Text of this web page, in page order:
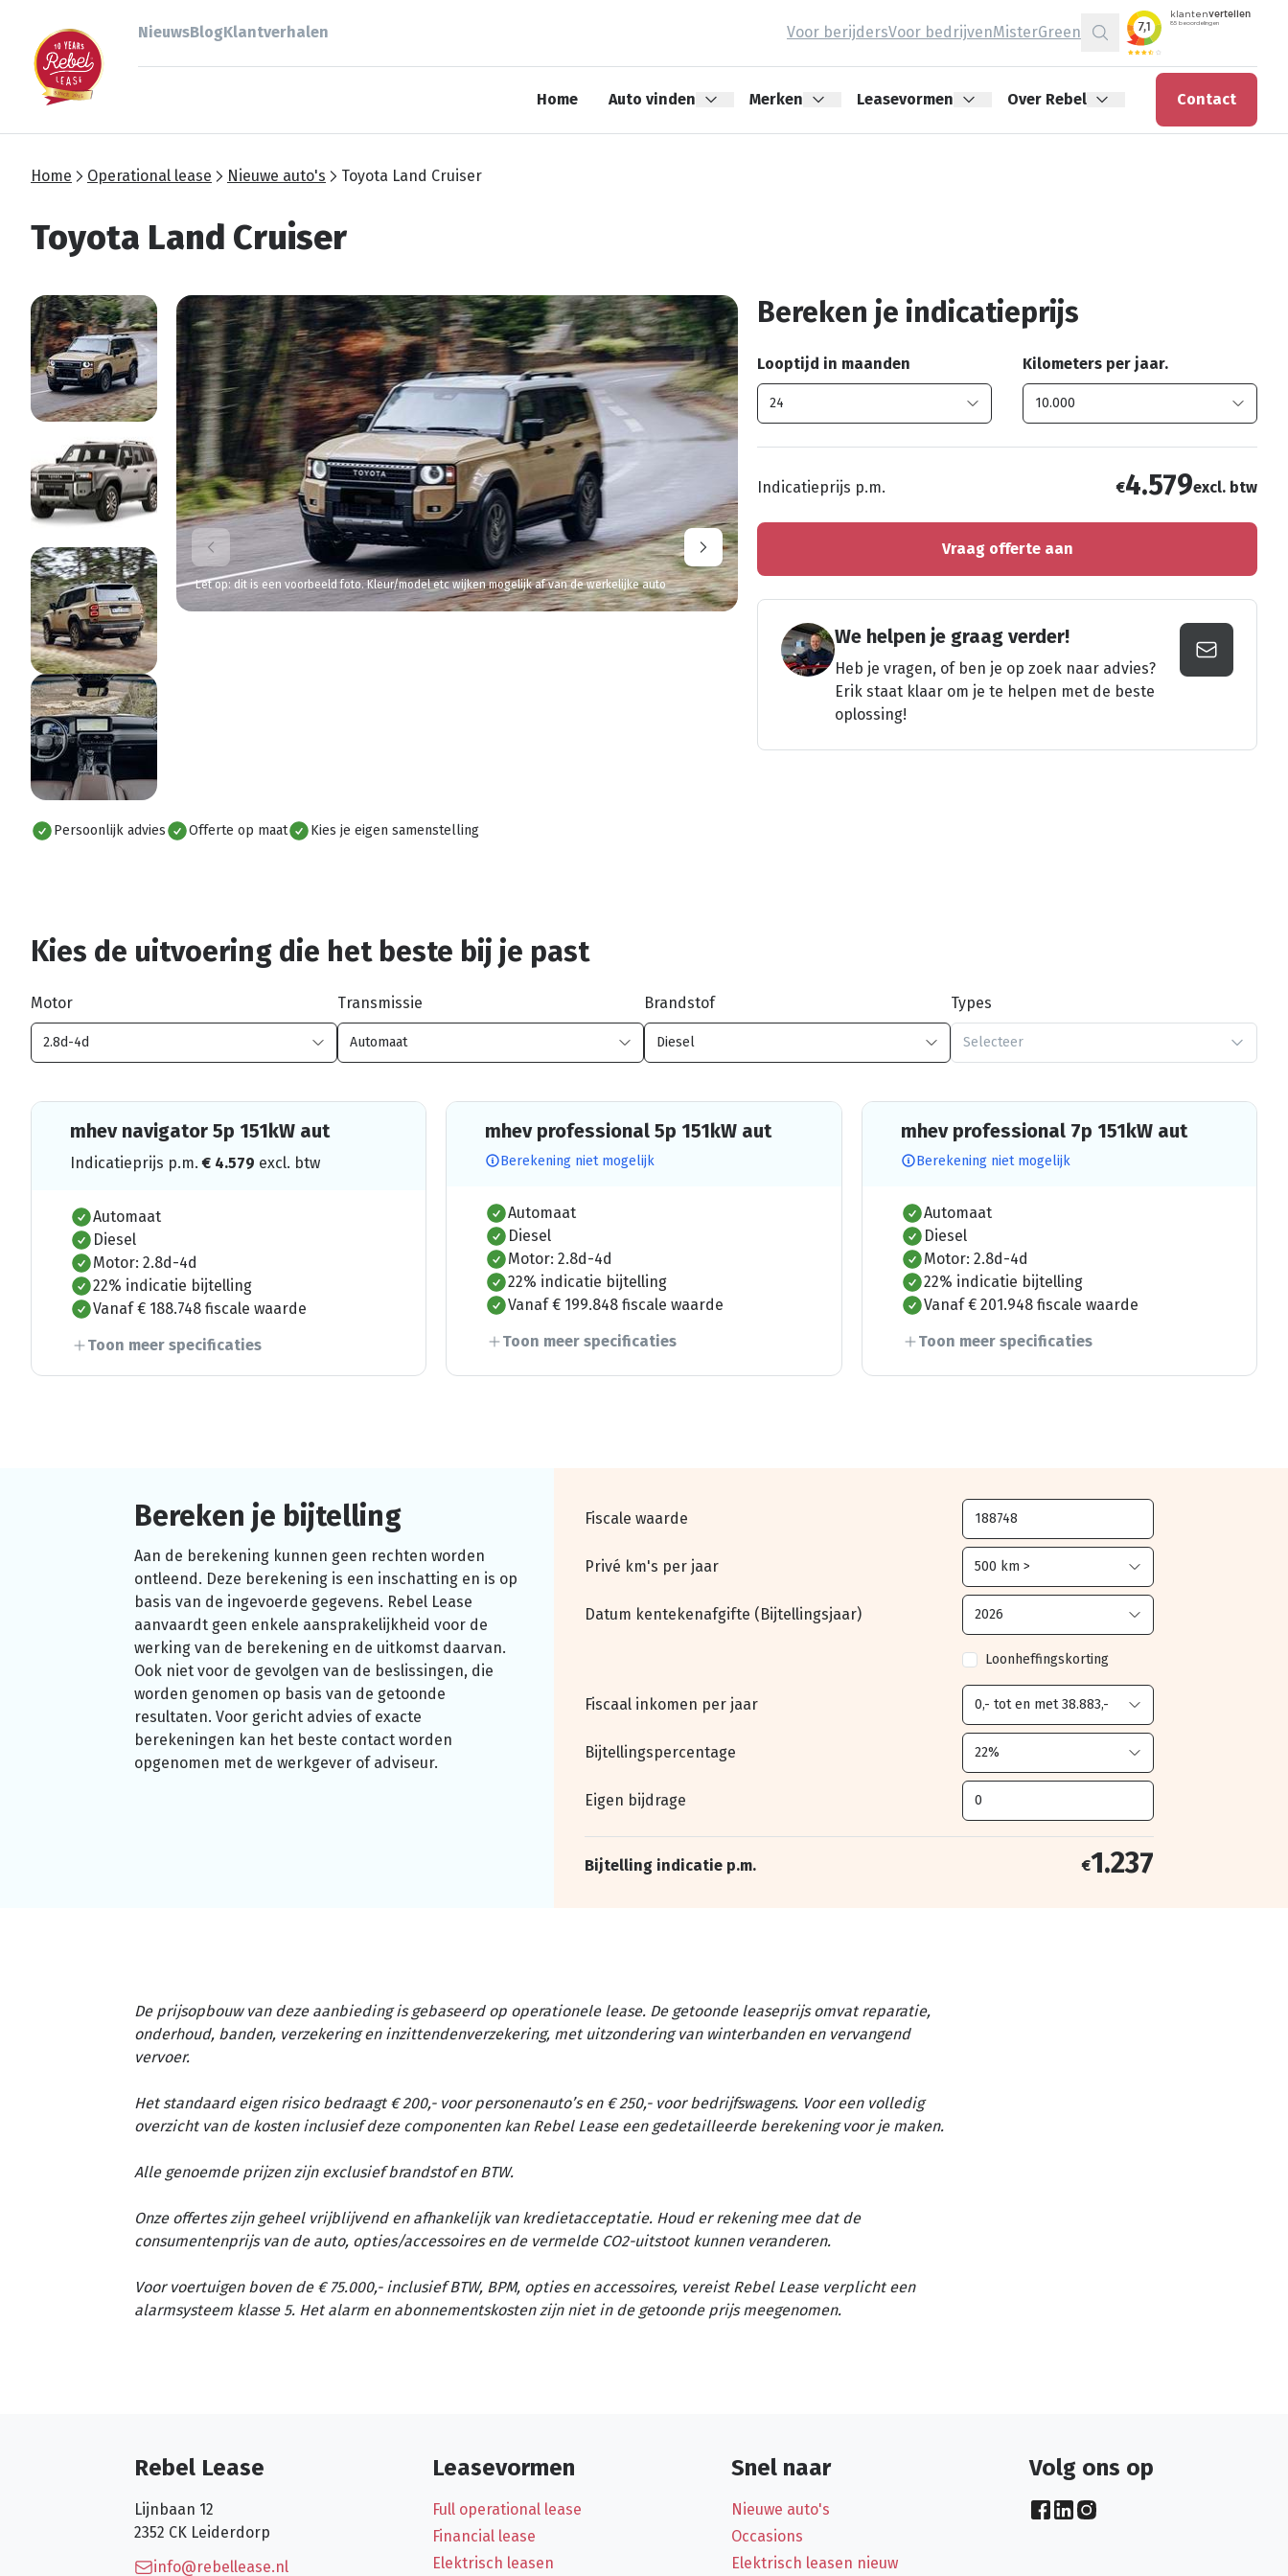
NieuwsBlogKlantverhalen Voor berijdersVoor bedrijvenMisterGreen
Zoeken
Home Auto vinden Merken Leasevormen Over Rebel Contact
Home Operational lease Nieuwe auto's Toyota Land Cruiser
Toyota Land Cruiser
Alles bekijken
Let op: dit is een voorbeeld foto. Kleur/model etc wijken mogelijk af van de werkelijke auto
Persoonlijk advies Offerte op maat Kies je eigen samenstelling
Bereken je indicatieprijs
Looptijd in maanden Kilometers per jaar.
Indicatieprijs p.m. €4.579excl. btw
Vraag offerte aan
We helpen je graag verder!
Heb je vragen, of ben je op zoek naar advies?
Erik staat klaar om je te helpen met de beste
oplossing!
Kies de uitvoering die het beste bij je past
Motor Transmissie Brandstof Types
Selecteer
mhev navigator 5p 151kW aut
Indicatieprijs p.m.€ 4.579 excl. btw
Automaat
Diesel
Motor: 2.8d-4d
22% indicatie bijtelling
Vanaf € 188.748 fiscale waarde
Toon meer specificaties
mhev professional 5p 151kW aut
Berekening niet mogelijk
Automaat
Diesel
Motor: 2.8d-4d
22% indicatie bijtelling
Vanaf € 199.848 fiscale waarde
Toon meer specificaties
mhev professional 7p 151kW aut
Berekening niet mogelijk
Automaat
Diesel
Motor: 2.8d-4d
22% indicatie bijtelling
Vanaf € 201.948 fiscale waarde
Toon meer specificaties
Bereken je bijtelling
Aan de berekening kunnen geen rechten worden
ontleend. Deze berekening is een inschatting en is op
basis van de ingevoerde gegevens. Rebel Lease
aanvaardt geen enkele aansprakelijkheid voor de
werking van de berekening en de uitkomst daarvan.
Ook niet voor de gevolgen van de beslissingen, die
worden genomen op basis van de getoonde
resultaten. Voor gericht advies of exacte
berekeningen kan het beste contact worden
opgenomen met de werkgever of adviseur.
Fiscale waarde
Privé km's per jaar
Datum kentekenafgifte (Bijtellingsjaar)
Loonheffingskorting
Fiscaal inkomen per jaar
Bijtellingspercentage
Eigen bijdrage
Bijtelling indicatie p.m. €1.237
De prijsopbouw van deze aanbieding is gebaseerd op operationele lease. De getoonde leaseprijs omvat reparatie,
onderhoud, banden, verzekering en inzittendenverzekering, met uitzondering van winterbanden en vervangend
vervoer.
Het standaard eigen risico bedraagt € 200,- voor personenauto’s en € 250,- voor bedrijfswagens. Voor een volledig
overzicht van de kosten inclusief deze componenten kan Rebel Lease een gedetailleerde berekening voor je maken.
Alle genoemde prijzen zijn exclusief brandstof en BTW.
Onze offertes zijn geheel vrijblijvend en afhankelijk van kredietacceptatie. Houd er rekening mee dat de
consumentenprijs van de auto, opties/accessoires en de vermelde CO2-uitstoot kunnen veranderen.
Voor voertuigen boven de € 75.000,- inclusief BTW, BPM, opties en accessoires, vereist Rebel Lease verplicht een
alarmsysteem klasse 5. Het alarm en abonnementskosten zijn niet in de getoonde prijs meegenomen.
Rebel Lease
Lijnbaan 12
2352 CK Leiderdorp
info@rebellease.nl
Leasevormen
Full operational lease
Financial lease
Elektrisch leasen
Snel naar
Nieuwe auto's
Occasions
Elektrisch leasen nieuw
Volg ons op